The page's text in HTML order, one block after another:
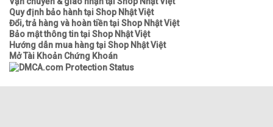
Quy định bảo hành tại Shop Nhật Việt
Đổi, trả hàng và hoàn tiền tại Shop Nhật Việt
Bảo mật thông tin tại Shop Nhật Việt
Hướng dẫn mua hàng tại Shop Nhật Việt
Mở Tài Khoản Chứng Khoán